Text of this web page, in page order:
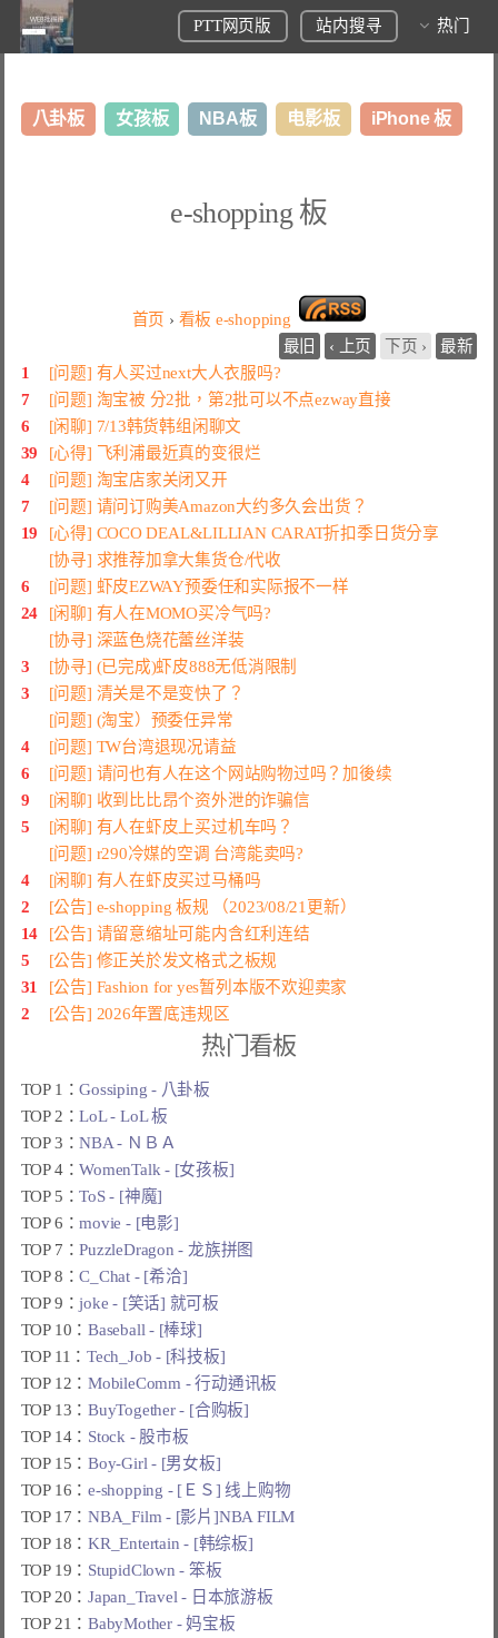
PTT网页版 站内搜寻 热门
八卦板 女孩板 NBA板 电影板 iPhone 板
e-shopping 板
首页 › 看板 e-shopping
最旧
‹ 上页 下页 ›
最新
1
[问题] 有人买过next大人衣服吗?
7
[问题] 淘宝被 分2批，第2批可以不点ezway直接
6
[闲聊] 7/13韩货韩组闲聊文
39
[心得] 飞利浦最近真的变很烂
4
[问题] 淘宝店家关闭又开
7
[问题] 请问订购美Amazon大约多久会出货？
19
[心得] COCO DEAL&LILLIAN CARAT折扣季日货分享
[协寻] 求推荐加拿大集货仓/代收
6
[问题] 虾皮EZWAY预委任和实际报不一样
24
[闲聊] 有人在MOMO买冷气吗?
[协寻] 深蓝色烧花蕾丝洋装
3
[协寻] (已完成)虾皮888无低消限制
3
[问题] 清关是不是变快了？
[问题] (淘宝）预委任异常
4
[问题] TW台湾退现况请益
6
[问题] 请问也有人在这个网站购物过吗？加後续
9
[闲聊] 收到比比昂个资外泄的诈骗信
5
[闲聊] 有人在虾皮上买过机车吗？
[问题] r290冷媒的空调 台湾能卖吗?
4
[闲聊] 有人在虾皮买过马桶吗
2
[公告] e-shopping 板规 （2023/08/21更新）
14
[公告] 请留意缩址可能内含红利连结
5
[公告] 修正关於发文格式之板规
31
[公告] Fashion for yes暂列本版不欢迎卖家
2
[公告] 2026年置底违规区
热门看板
TOP 1：Gossiping - 八卦板
TOP 2：LoL - LoL 板
TOP 3：NBA - ＮＢＡ
TOP 4：WomenTalk - [女孩板]
TOP 5：ToS - [神魔]
TOP 6：movie - [电影]
TOP 7：PuzzleDragon - 龙族拼图
TOP 8：C_Chat - [希洽]
TOP 9：joke - [笑话] 就可板
TOP 10：Baseball - [棒球]
TOP 11：Tech_Job - [科技板]
TOP 12：MobileComm - 行动通讯板
TOP 13：BuyTogether - [合购板]
TOP 14： Stock - 股市板
TOP 15：Boy-Girl - [男女板]
TOP 16：e-shopping - [ＥＳ] 线上购物
TOP 17：NBA_Film - [影片]NBA FILM
TOP 18：KR_Entertain - [韩综板]
TOP 19： StupidClown - 笨板
TOP 20：Japan_Travel - 日本旅游板
TOP 21：BabyMother - 妈宝板